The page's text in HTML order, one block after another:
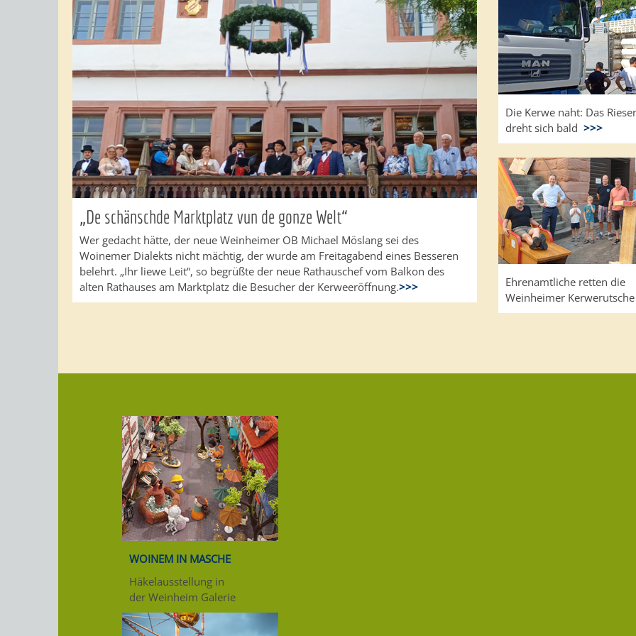
„De schänschde Marktplatz vun de gonze Welt“
Wer gedacht hätte, der neue Weinheimer OB Michael Möslang sei des
Woinemer Dialekts nicht mächtig, der wurde am Freitagabend eines Besseren
belehrt. „Ihr liewe Leit“, so begrüßte der neue Rathauschef vom Balkon des
alten Rathauses am Marktplatz die Besucher der Kerweeröffnung.>>>
Die Kerwe naht: Das
dreht sich bald >>>
Ehrenamtliche retten die
Weinheimer
WOINEM IN MASCHE
Häkelausstellung in
der Weinheim Galerie